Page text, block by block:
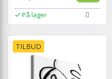
På lager
TILBUD